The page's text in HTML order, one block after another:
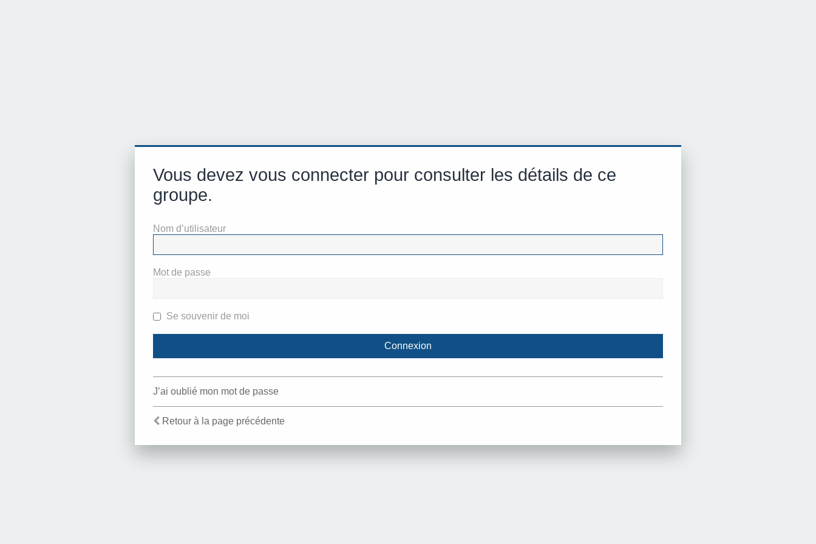
Vous devez vous connecter pour consulter les détails de ce
groupe.
Nom d’utilisateur
Mot de passe
Se souvenir de moi
J’ai oublié mon mot de passe
Retour à la page précédente